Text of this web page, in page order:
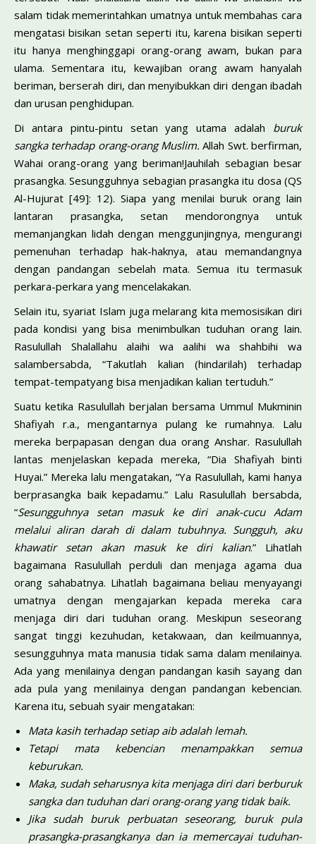
salam tidak memerintahkan umatnya untuk membahas cara
mengatasi bisikan setan seperti itu, karena bisikan seperti
itu hanya menghinggapi orang-orang awam, bukan para
ulama. Sementara itu, kewajiban orang awam hanyalah
beriman, berserah diri, dan menyibukkan diri dengan ibadah
dan urusan penghidupan.
Di antara pintu-pintu setan yang utama adalah buruk
sangka terhadap orang-orang Muslim. Allah Swt. berfirman,
Wahai orang-orang yang beriman!Jauhilah sebagian besar
prasangka. Sesungguhnya sebagian prasangka itu dosa (QS
Al-Hujurat [49]: 12). Siapa yang menilai buruk orang lain
lantaran prasangka, setan mendorongnya untuk
memanjangkan lidah dengan menggunjingnya, mengurangi
pemenuhan terhadap hak-haknya, atau memandangnya
dengan pandangan sebelah mata. Semua itu termasuk
perkara-perkara yang mencelakakan.
Selain itu, syariat Islam juga melarang kita memosisikan diri
pada kondisi yang bisa menimbulkan tuduhan orang lain.
Rasulullah Shalallahu alaihi wa aalihi wa shahbihi wa
salambersabda, “Takutlah kalian (hindarilah) terhadap
tempat-tempatyang bisa menjadikan kalian tertuduh.”
Suatu ketika Rasulullah berjalan bersama Ummul Mukminin
Shafiyah r.a., mengantarnya pulang ke rumahnya. Lalu
mereka berpapasan dengan dua orang Anshar. Rasulullah
lantas menjelaskan kepada mereka, “Dia Shafiyah binti
Huyai.” Mereka lalu mengatakan, “Ya Rasulullah, kami hanya
berprasangka baik kepadamu.” Lalu Rasulullah bersabda,
“Sesungguhnya setan masuk ke diri anak-cucu Adam
melalui aliran darah di dalam tubuhnya. Sungguh, aku
khawatir setan akan masuk ke diri kalian.” Lihatlah
bagaimana Rasulullah perduli dan menjaga agama dua
orang sahabatnya. Lihatlah bagaimana beliau menyayangi
umatnya dengan mengajarkan kepada mereka cara
menjaga diri dari tuduhan orang. Meskipun seseorang
sangat tinggi kezuhudan, ketakwaan, dan keilmuannya,
sesungguhnya mata manusia tidak sama dalam menilainya.
Ada yang menilainya dengan pandangan kasih sayang dan
ada pula yang menilainya dengan pandangan kebencian.
Karena itu, sebuah syair mengatakan:
Mata kasih terhadap setiap aib adalah lemah.
Tetapi mata kebencian menampakkan semua
keburukan.
Maka, sudah seharusnya kita menjaga diri dari berburuk
sangka dan tuduhan dari orang-orang yang tidak baik.
Jika sudah buruk perbuatan seseorang, buruk pula
prasangka-prasangkanya dan ia memercayai tuduhan-